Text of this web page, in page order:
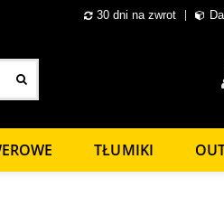
30 dni na zwrot
TŁUMIKI